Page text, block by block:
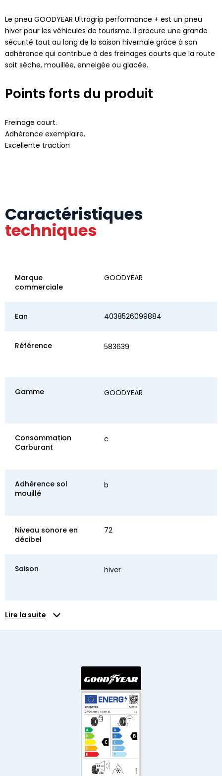
Le pneu GOODYEAR Ultragrip performance + est un pneu
hiver pour les véhicules de tourisme. Il procure une grande
sécurité tout au long de la saison hivernale grâce à son
adhérance qui contribue à des freinages courts que la route
soit sèche, mouillée, enneigée ou glacée.
Points forts du produit
Freinage court.
Adhérance exemplaire.
Excellente traction
Caractéristiques
techniques
Marque
commerciale
GOODYEAR
Ean 4038526099884
Référence 583639
Gamme GOODYEAR
Consommation
Carburant
c
Adhérence sol
mouillé
b
Niveau sonore en
décibel
72
Saison hiver
Lire la suite